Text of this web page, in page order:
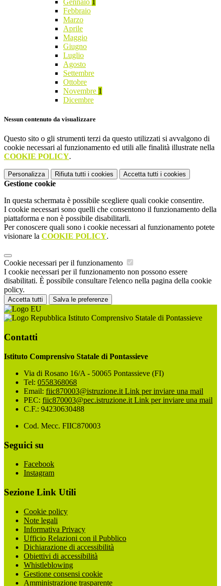
Gennaio 1
Febbraio
Marzo
Aprile
Maggio
Giugno
Luglio
Agosto
Settembre
Ottobre
Novembre 1
Dicembre
Nessun contenuto da visualizzare
Questo sito o gli strumenti terzi da questo utilizzati si avvalgono di
cookie necessari al funzionamento ed utili alle finalità illustrate nella
COOKIE POLICY.
Personalizza Rifiuta tutti i cookies Accetta tutti i cookies
Gestione cookie
In questa schermata è possibile scegliere quali cookie consentire.
I cookie necessari sono quelli che consentono il funzionamento della
piattaforma e non è possibile disabilitarli.
Per conoscere quali sono i cookie necessari al funzionamento potete
visionare la COOKIE POLICY.
Cookie necessari per il funzionamento
I cookie necessari per il funzionamento non possono essere
disabilitati. È possibile consultare l'elenco nella pagina della cookie
policy.
Accetta tutti Salva le preferenze
Istituto Comprensivo Statale di Pontassieve
Contatti
Istituto Comprensivo Statale di Pontassieve
Via di Rosano 16/A - 50065 Pontassieve (FI)
Tel: 0558368068
Email: fiic870003@istruzione.it Link per inviare una mail
PEC: fiic870003@pec.istruzione.it Link per inviare una mail
C.F.: 94230630488
Cod. Mecc. FIIC870003
Seguici su
Facebook
Instagram
Sezione Link Utili
Cookie policy
Note legali
Informativa Privacy
Ufficio Relazioni con il Pubblico
Dichiarazione di accessibilità
Obiettivi di accessibilità
Whistleblowing
Gestione consensi cookie
Amministrazione trasparente